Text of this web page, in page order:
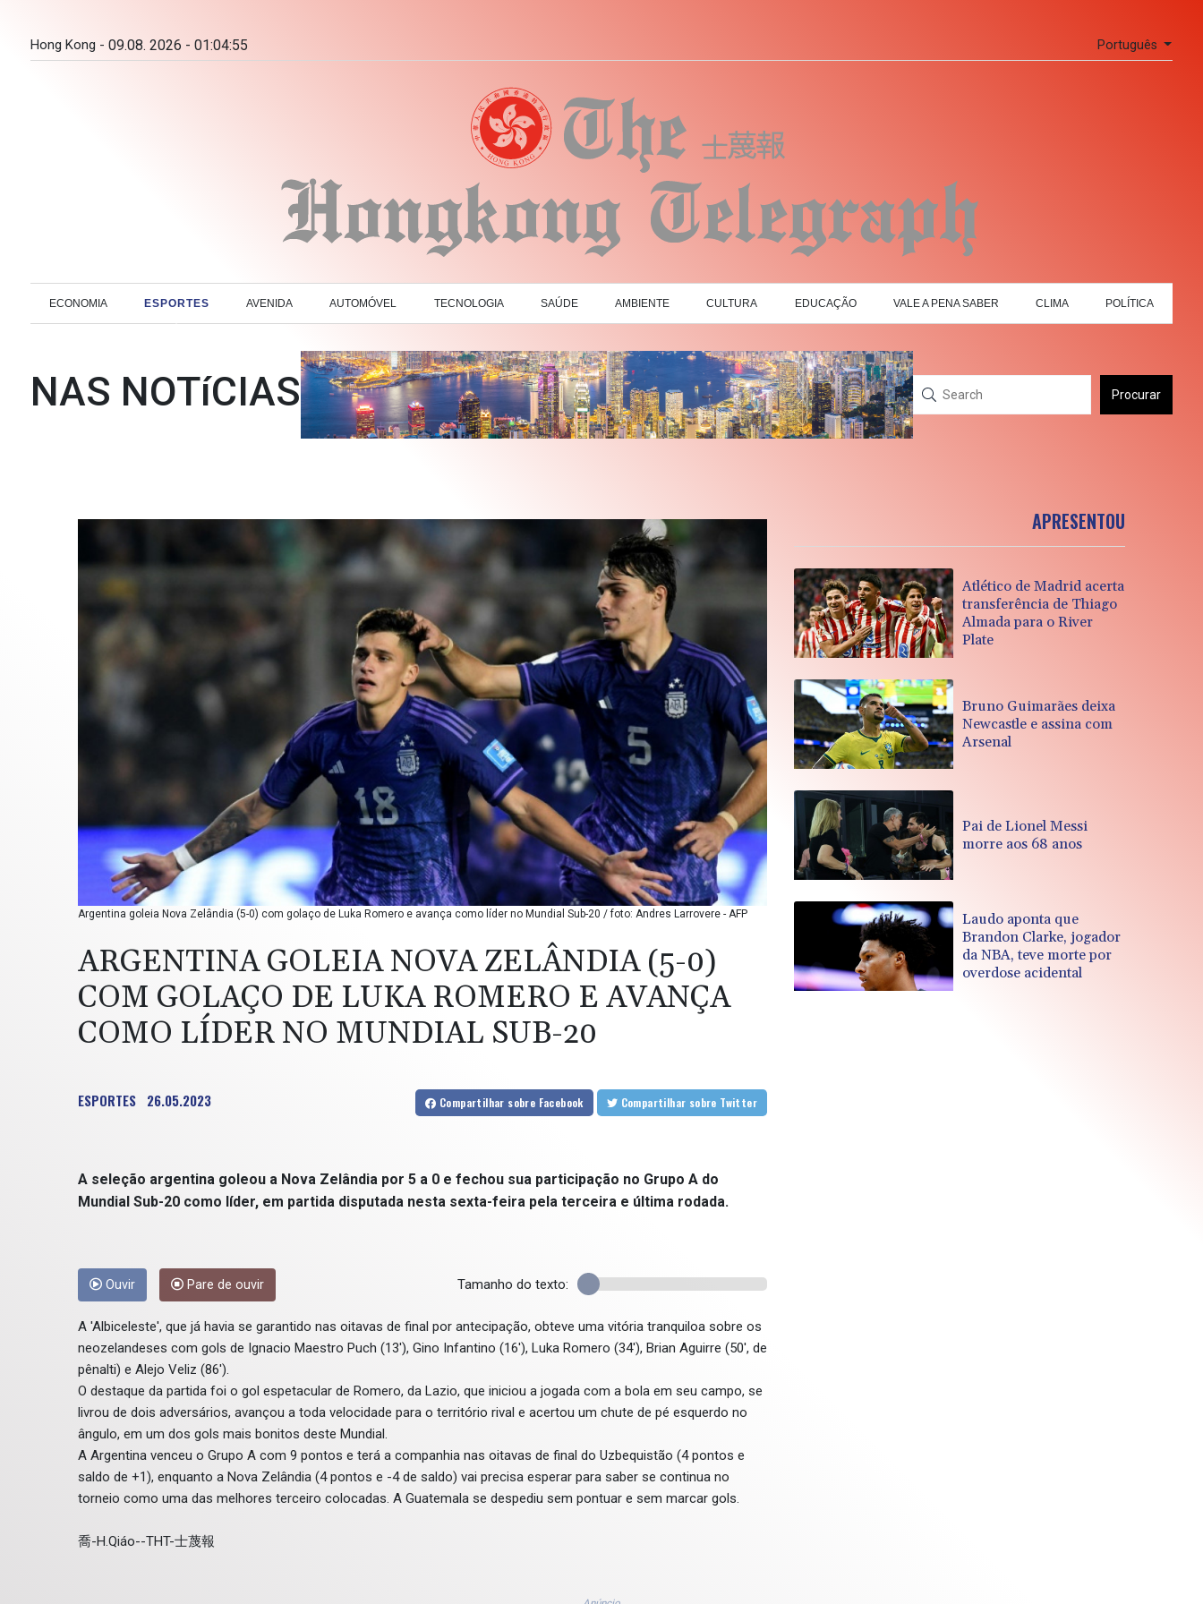
Hong Kong - 09.08. 2026 - 01:04:56 Português
ECONOMIA ESPORTES AVENIDA AUTOMÓVEL TECNOLOGIA SAÚDE AMBIENTE CULTURA EDUCAÇÃO VALE A PENA SABER CLIMA POLÍTICA
NAS NOTíCIAS Procurar
Argentina goleia Nova Zelândia (5-0) com golaço de Luka Romero e avança como líder no Mundial Sub-20 / foto: Andres Larrovere - AFP
ARGENTINA GOLEIA NOVA ZELÂNDIA (5-0)
COM GOLAÇO DE LUKA ROMERO E AVANÇA
COMO LÍDER NO MUNDIAL SUB-20
ESPORTES 26.05.2023 Compartilhar sobre Facebook Compartilhar sobre Twitter
A seleção argentina goleou a Nova Zelândia por 5 a 0 e fechou sua participação no Grupo A do
Mundial Sub-20 como líder, em partida disputada nesta sexta-feira pela terceira e última rodada.
Ouvir Pare de ouvir Tamanho do texto:
A 'Albiceleste', que já havia se garantido nas oitavas de final por antecipação, obteve uma vitória tranquiloa sobre os
neozelandeses com gols de Ignacio Maestro Puch (13'), Gino Infantino (16'), Luka Romero (34'), Brian Aguirre (50', de
pênalti) e Alejo Veliz (86').
O destaque da partida foi o gol espetacular de Romero, da Lazio, que iniciou a jogada com a bola em seu campo, se
livrou de dois adversários, avançou a toda velocidade para o território rival e acertou um chute de pé esquerdo no
ângulo, em um dos gols mais bonitos deste Mundial.
A Argentina venceu o Grupo A com 9 pontos e terá a companhia nas oitavas de final do Uzbequistão (4 pontos e
saldo de +1), enquanto a Nova Zelândia (4 pontos e -4 de saldo) vai precisa esperar para saber se continua no
torneio como uma das melhores terceiro colocadas. A Guatemala se despediu sem pontuar e sem marcar gols.
喬-H.Qiáo--THT-士蔑報
APRESENTOU
Atlético de Madrid acerta
transferência de Thiago
Almada para o River
Plate
Bruno Guimarães deixa
Newcastle e assina com
Arsenal
Pai de Lionel Messi
morre aos 68 anos
Laudo aponta que
Brandon Clarke, jogador
da NBA, teve morte por
overdose acidental